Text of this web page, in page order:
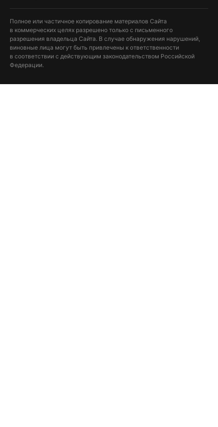
Полное или частичное копирование материалов Сайта
в коммерческих целях разрешено только с письменного
разрешения владельца Сайта. В случае обнаружения нарушений,
виновные лица могут быть привлечены к ответственности
в соответствии с действующим законодательством Российской
Федерации.